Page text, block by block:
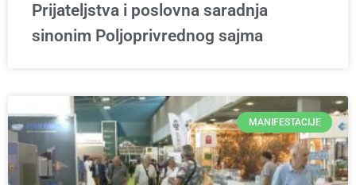
Prijateljstva i poslovna saradnja
sinonim Poljoprivrednog sajma
MANIFESTACIJE